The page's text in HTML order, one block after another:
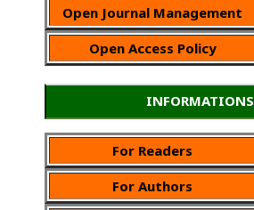
Open Journal Management
Open Access Policy
INFORMATIONS
For Readers
For Authors